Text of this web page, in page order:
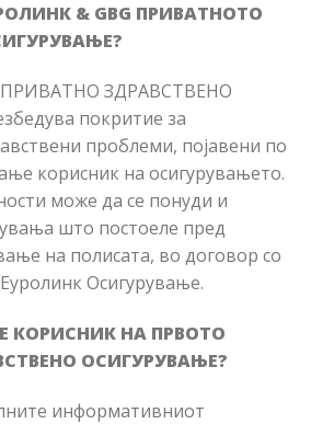
& GBG ПРИВАТНОТО
ПРИВАТНО ЗДРАВСТВЕНО
покритие за
проблеми, појавени по
корисник на осигурувањето.
може да се понуди и
што постоеле пред
на полисата, во договор со
Осигурување.
КОРИСНИК НА ПРВОТО
ОСИГУРУВАЊЕ?
информативниот